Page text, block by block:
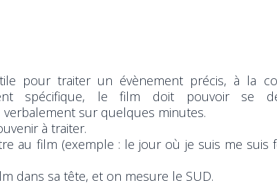
pour traiter un évènement précis, à la
spécifique, le film doit pouvoir se
sur quelques minutes.
à traiter.
au film (exemple : le jour où je suis me suis
dans sa tête, et on mesure le SUD.